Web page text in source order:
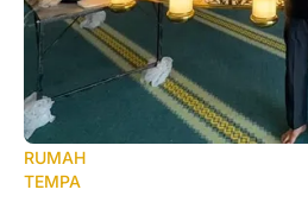
RUMAH
TEMPA